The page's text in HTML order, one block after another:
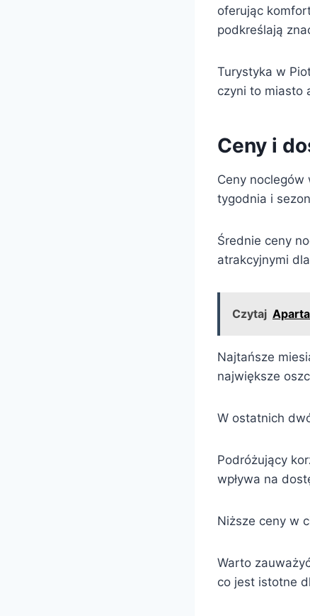
oferując
podkreślają
Turystyka w
czyni to miasto
Ceny i
Ceny noclegów
tygodnia i
Średnie ceny
atrakcyjnymi
Czytaj
Najtańsze
największe
W ostatnich
Podróżujący
wpływa na
Niższe ceny w
Warto
co jest istotne